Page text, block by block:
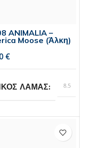
ANIMALIA –
Moose (Άλκη)
€
ΛΑΜΑΣ 8.5